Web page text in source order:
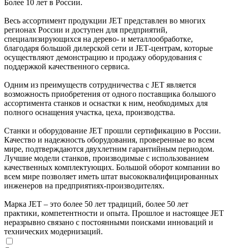
Более 10 лет в России.
Весь ассортимент продукции JЕТ представлен во многих
регионах России и доступен для предприятий,
специализирующихся на дерево- и металлообработке,
благодаря большой дилерской сети и JЕТ-центрам, которые
осуществляют демонстрацию и продажу оборудования с
поддержкой качественного сервиса.
Одним из преимуществ сотрудничества с JЕТ является
возможность приобретения от одного поставщика большого
ассортимента станков и оснастки к ним, необходимых для
полного оснащения участка, цеха, производства.
Станки и оборудование JЕТ прошли сертификацию в России.
Качество и надежность оборудования, проверенные во всем
мире, подтверждаются двухлетним гарантийным периодом.
Лучшие модели станков, производимые с использованием
качественных комплектующих. Большой оборот компании во
всем мире позволяет иметь штат высококвалифицированных
инженеров на предприятиях-производителях.
Марка JET – это более 50 лет традиций, более 50 лет
практики, компетентности и опыта. Прошлое и настоящее JET
неразрывно связано с постоянными поисками инноваций и
технических модернизаций.